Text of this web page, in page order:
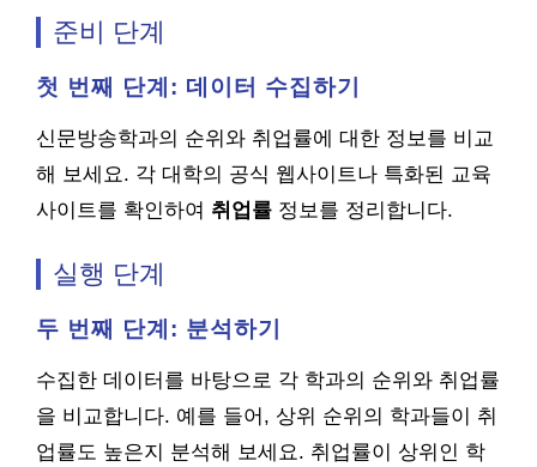
준비 단계
첫 번째 단계: 데이터 수집하기
신문방송학과의 순위와 취업률에 대한 정보를 비교
해 보세요. 각 대학의 공식 웹사이트나 특화된 교육
사이트를 확인하여 취업률 정보를 정리합니다.
실행 단계
두 번째 단계: 분석하기
수집한 데이터를 바탕으로 각 학과의 순위와 취업률
을 비교합니다. 예를 들어, 상위 순위의 학과들이 취
업률도 높은지 분석해 보세요. 취업률이 상위인 학